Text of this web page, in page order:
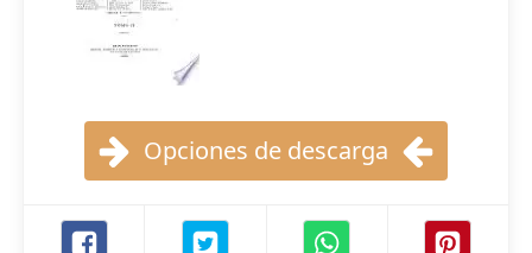
Opciones de descarga